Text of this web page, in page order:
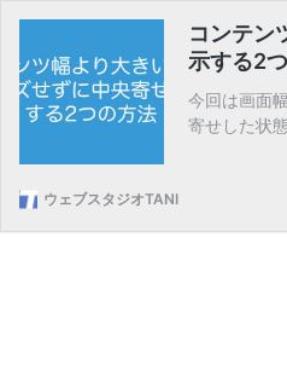
コンテン
示する2
今回は画面
寄せした状
ウェブスタジオTANI